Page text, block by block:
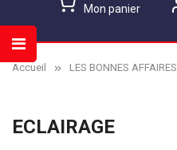
Mon panier
Accueil LES BONNES AFFAIRES
ECLAIRAGE